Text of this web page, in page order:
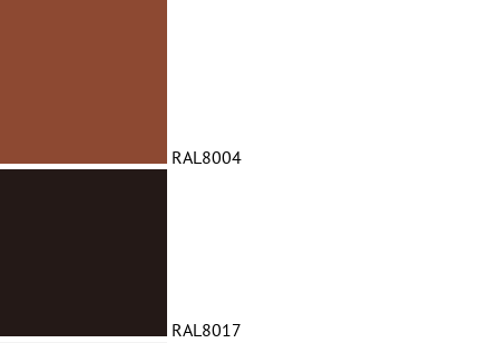
RAL8004
RAL8017